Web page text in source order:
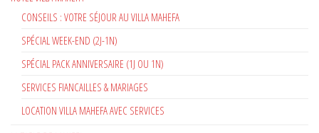
CONSEILS : VOTRE SÉJOUR AU VILLA MAHEFA
SPÉCIAL WEEK-END (2J-1N)
SPÉCIAL PACK ANNIVERSAIRE (1J OU 1N)
SERVICES FIANCAILLES & MARIAGES
LOCATION VILLA MAHEFA AVEC SERVICES